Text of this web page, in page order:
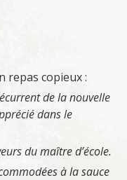
repas copieux :
de la nouvelle
dans le
du maître d’école.
à la sauce